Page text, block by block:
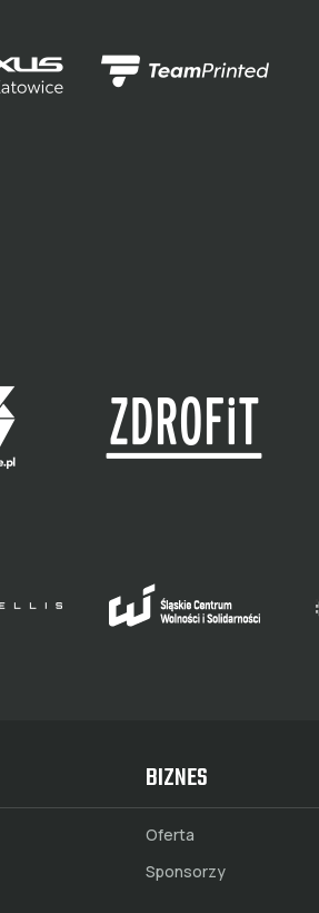
BIZNES
Oferta
Sponsorzy